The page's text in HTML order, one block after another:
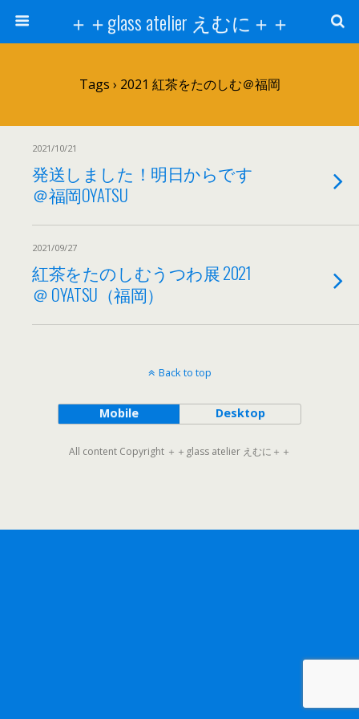
＋＋glass atelier えむに＋＋
Tags › 2021 紅茶をたのしむ＠福岡
2021/10/21
発送しました！明日からです
＠福岡OYATSU
2021/09/27
紅茶をたのしむうつわ展 2021
＠ OYATSU（福岡）
Back to top
Mobile Desktop
All content Copyright ＋＋glass atelier えむに＋＋